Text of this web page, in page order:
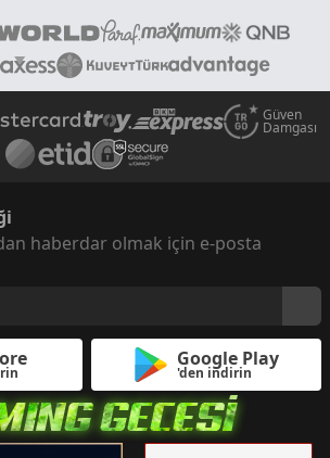
Güven
Damgası
haberdar olmak için e-posta
Google Play
'den indirin